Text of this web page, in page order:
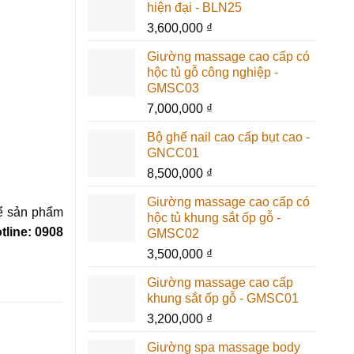
hiện đại - BLN25
3,600,000 ₫
Giường massage cao cấp có
hộc tủ gỗ công nghiệp -
GMSC03
7,000,000 ₫
Bộ ghế nail cao cấp bụt cao -
GNCC01
8,500,000 ₫
Giường massage cao cấp có
hộc tủ khung sắt ốp gỗ -
GMSC02
3,500,000 ₫
Giường massage cao cấp
khung sắt ốp gỗ - GMSC01
3,200,000 ₫
Giường spa massage body
sản phẩm
0908